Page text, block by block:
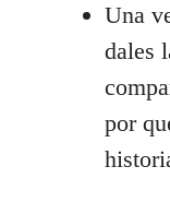
Una
dales
por